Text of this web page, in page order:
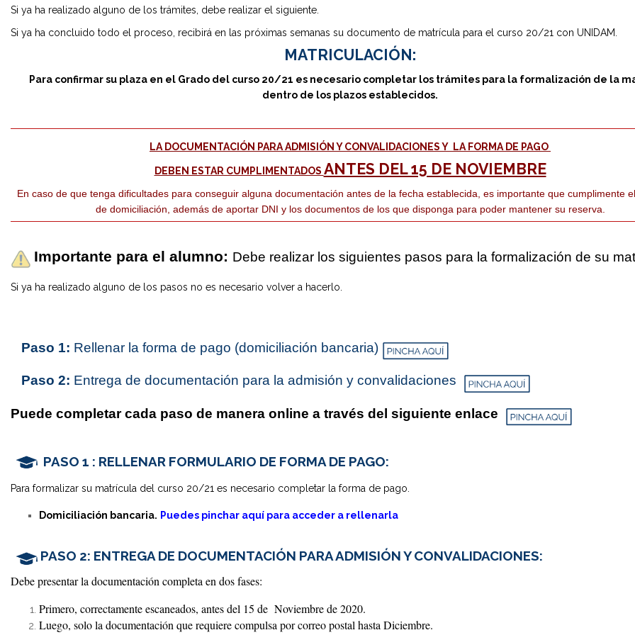
Centros Educativos
Máster Universitario en Procesos Educativos de Enseñanza y
Aprendizaje
Máster Universitario en Educación Secundaria (UCJC)
Máster Universitario en Tecnología Digital Aplicada a la Práctica
(NEUROCIENCIA - INNOVACIÓN - CREATIVIDAD - COACHING)
Máster Universitario en Formación de Profesores de Español como
Lengua Extranjera
Máster Universitario en Psicopedagogía
Máster Universitario en Dirección y Transformación Digital de
Máster Universitario en Necesidades Educativas Especiales y
Educación Inclusiva
Si ya ha realizado alguno de los trámites, debe realizar el siguiente.
Si ya ha concluido todo el proceso, recibirá en las próximas semanas su documento de matrícula para el curso 20/21 con UNIDAM.
MATRICULACIÓN:
Para confirmar su plaza en el Grado del curso 20/21 es necesario completar los trámites para la formalización de la
dentro de los plazos establecidos.
LA DOCUMENTACIÓN PARA ADMISIÓN Y CONVALIDACIONES Y LA FORMA DE PAGO
DEBEN ESTAR CUMPLIMENTADOS ANTES DEL 15 DE NOVIEMBRE
En caso de que tenga dificultades para conseguir alguna documentación antes de la fecha establecida, es importante que cumplimente
de domiciliación, además de aportar DNI y los documentos de los que disponga para poder mantener su reserva.
Importante para el alumno: Debe realizar los siguientes pasos para la formalización de su
Si ya ha realizado alguno de los pasos no es necesario volver a hacerlo.
Paso 1: Rellenar la forma de pago (domiciliación bancaria)
Paso 2: Entrega de documentación para la admisión y convalidaciones
Puede completar cada paso de manera online a través del siguiente enlace
PASO 1 : RELLENAR FORMULARIO DE FORMA DE PAGO:
Para formalizar su matrícula del curso 20/21 es necesario completar la forma de pago.
Domiciliación bancaria. Puedes pinchar aquí para acceder a rellenarla
PASO 2: ENTREGA DE DOCUMENTACIÓN PARA ADMISIÓN Y CONVALIDACIONES:
Debe presentar la documentación completa en dos fases:
Primero, correctamente escaneados, antes del 15 de Noviembre de 2020.
Luego, solo la documentación que requiere compulsa por correo postal hasta Diciembre.